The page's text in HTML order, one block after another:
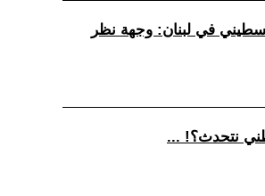
في لبنان: وجهة نظر